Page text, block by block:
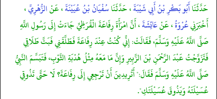
حَدَّثَنَاأَبُو بَكْرِ بْنُ أَبِي شَيْبَةَ، حَدَّثَنَاسُفْيَانُ بْنُ عُيَيْنَةَ، عَنْالزُّهْرِيِّ،
أَخْبَرَنِيعُرْوَةُ، عَنْعَائِشَةَ، أَنَّ امْرَأَةَ رِفَاعَةَ الْقُرَظِيِّ جَاءَتْ إِلَى رَسُولِ اللَّهِ
صَلَّى اللَّهُ عَلَيْهِ وَسَلَّمَ، فَقَالَتْ: إِنِّي كُنْتُ عِنْدَ رِفَاعَةَ فَطَلَّقَنِي فَبَتَّ طَلَاقِي
فَتَزَوَّجْتُ عَبْدَ الرَّحْمَنِ بْنَ الزَّبِيرِ وَإِنَّ مَا مَعَهُ مِثْلُ هُدْبَةِ الثَّوْبِ، فَتَبَسَّمَ النَّبِيُّ
صَلَّى اللَّهُ عَلَيْهِ وَسَلَّمَ فَقَالَ:" أَتُرِيدِينَ أَنْ تَرْجِعِي إِلَى رِفَاعَةَ؟ لَا حَتَّى تَذُوقِي
عُسَيْلَتَهُ وَيَذُوقَ عُسَيْلَتَكِ".